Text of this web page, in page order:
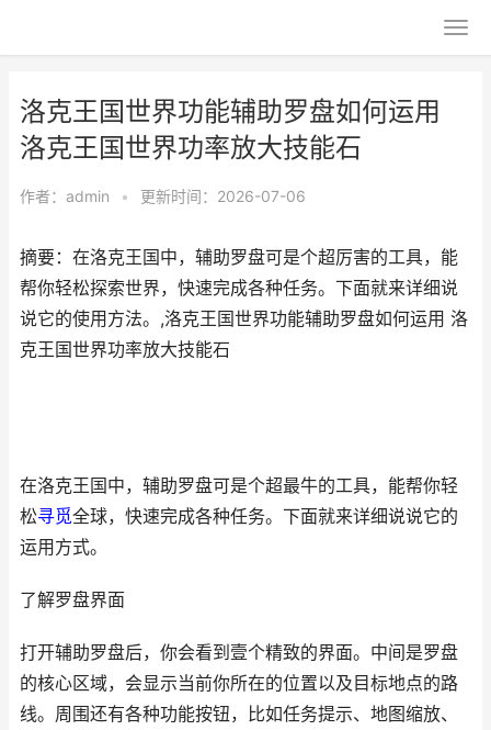
洛克王国世界功能辅助罗盘如何运用
洛克王国世界功率放大技能石
作者： admin • 更新时间：2026-07-06
摘要：在洛克王国中，辅助罗盘可是个超厉害的工具，能
帮你轻松探索世界，快速完成各种任务。下面就来详细说
说它的使用方法。,洛克王国世界功能辅助罗盘如何运用 洛
克王国世界功率放大技能石
在洛克王国中，辅助罗盘可是个超最牛的工具，能帮你轻
松寻觅全球，快速完成各种任务。下面就来详细说说它的
运用方式。
了解罗盘界面
打开辅助罗盘后，你会看到壹个精致的界面。中间是罗盘
的核心区域，会显示当前你所在的位置以及目标地点的路
线。周围还有各种功能按钮，比如任务提示、地图缩放、